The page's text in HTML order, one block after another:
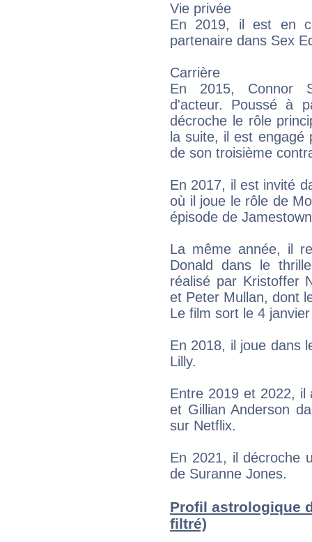
Vie privée
En 2019, il est en
partenaire dans Sex
Carrière
En 2015, Connor
d'acteur. Poussé à
décroche le rôle
la suite, il est
de son troisième
En 2017, il est invité
où il joue le rôle de
épisode de
La même année, il
Donald dans le
réalisé par Kristoffer
et Peter Mullan, dont
Le film sort le 4
En 2018, il joue dans
Lilly.
Entre 2019 et 2022, il
et Gillian Anderson
sur Netflix.
En 2021, il décroche
de Suranne Jones.
Profil astrologique
filtré)